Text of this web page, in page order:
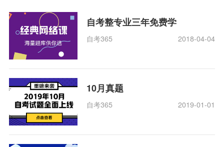
自考整专业三年免费学
自考365 2018-04-04
10月真题
自考365 2019-01-01